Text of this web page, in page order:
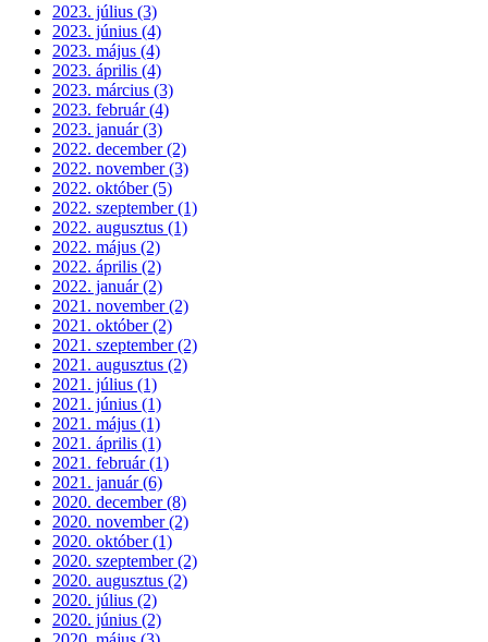
2023. július (3)
2023. június (4)
2023. május (4)
2023. április (4)
2023. március (3)
2023. február (4)
2023. január (3)
2022. december (2)
2022. november (3)
2022. október (5)
2022. szeptember (1)
2022. augusztus (1)
2022. május (2)
2022. április (2)
2022. január (2)
2021. november (2)
2021. október (2)
2021. szeptember (2)
2021. augusztus (2)
2021. július (1)
2021. június (1)
2021. május (1)
2021. április (1)
2021. február (1)
2021. január (6)
2020. december (8)
2020. november (2)
2020. október (1)
2020. szeptember (2)
2020. augusztus (2)
2020. július (2)
2020. június (2)